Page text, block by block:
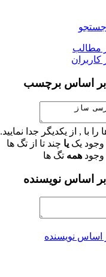
جستجو
مطالب
اساس برچسب
با , از یکدیگر جدا نمایید.
وجود یک یا چند تا از تگ ها
وجود همه تگ ها
اساس نویسنده
اساس نویسنده